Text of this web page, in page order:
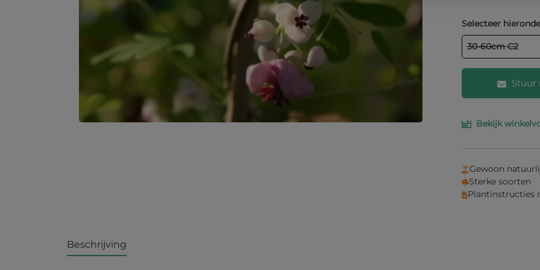
Selecteer
30-60cm C2
Stuur
Vul je e-
Bekijk
Gewoon
Sterke soorten
Plantinstructies
Beschrijving